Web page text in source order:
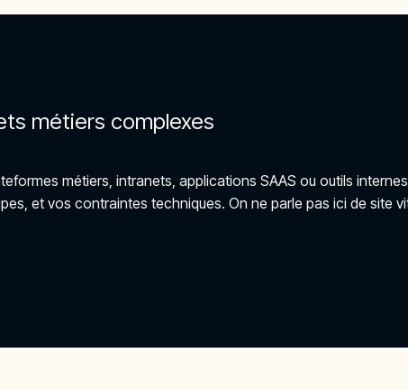
métiers complexes
métiers, intranets, applications SAAS ou outils
et vos contraintes techniques. On ne parle pas ici de site